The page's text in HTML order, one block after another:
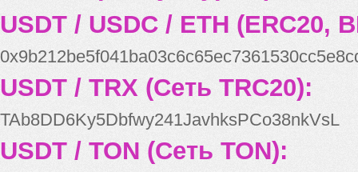
USDT / USDC / ETH (ERC20,
USDT / TRX (Сеть TRC20):
TAb8DD6Ky5Dbfwy241JavhksPCo38nkVsL
USDT / TON (Сеть TON):